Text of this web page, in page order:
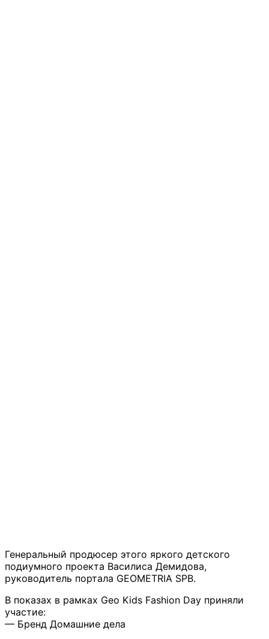
Генеральный продюсер этого яркого детского
подиумного проекта Василиса Демидова,
руководитель портала GEOMETRIA SPB.
В показах в рамках Geo Kids Fashion Day приняли
участие:
— Бренд Домашние дела